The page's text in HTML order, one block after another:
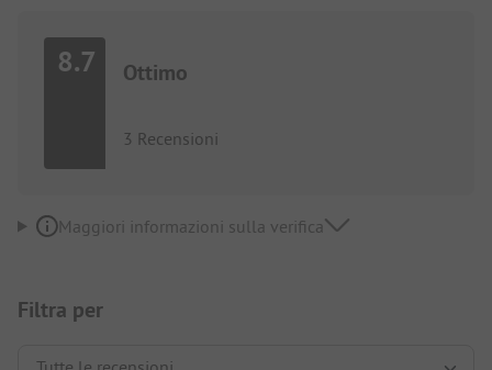
8.7 Ottimo
3 Recensioni
Maggiori informazioni sulla verifica
Filtra per